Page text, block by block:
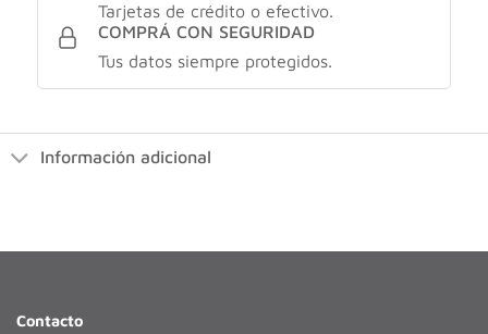
Tarjetas de crédito o efectivo.
COMPRÁ CON SEGURIDAD
Tus datos siempre protegidos.
Información adicional
Contacto